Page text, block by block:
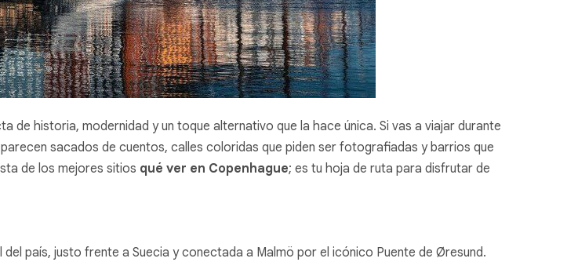
historia, modernidad y un toque alternativo que la hace única. Si vas a viajar durante
sacados de cuentos, calles coloridas que piden ser fotografiadas y barrios que
de los mejores sitios qué ver en Copenhague; es tu hoja de ruta para disfrutar de
país, justo frente a Suecia y conectada a Malmö por el icónico Puente de Øresund.